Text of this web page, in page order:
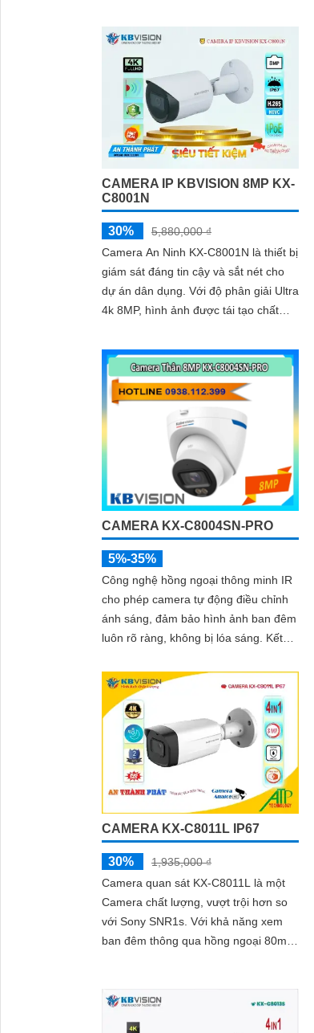
120db
CAMERA IP KBVISION 8MP KX-
C8001N
30%
5,880,000 ₫
Camera An Ninh KX-C8001N là thiết bị
giám sát đáng tin cậy và sắt nét cho
dự án dân dụng. Với độ phân giải Ultra
4k 8MP, hình ảnh được tái tạo chất
chi tiết
CAMERA KX-C8004SN-PRO
5%-35%
Công nghệ hồng ngoại thông minh IR
cho phép camera tự động điều chỉnh
ánh sáng, đảm bảo hình ảnh ban đêm
luôn rõ ràng, không bị lóa sáng. Kết
(DWDR) và giảm nhiễu (3DNR), hình
ảnh thu được luôn mượt mà, màu sắc
chân thực và chi tiết rõ nét, ngay cả
trong môi trường ánh sáng yếu hoặc
ánh sáng phức tạp như ngược sáng
hoặc chói nắng
CAMERA KX-C8011L IP67
30%
1,935,000 ₫
Camera quan sát KX-C8011L là một
Camera chất lượng, vượt trội hơn so
với Sony SNR1s. Với khả năng xem
ban đêm thông qua hồng ngoại 80m,